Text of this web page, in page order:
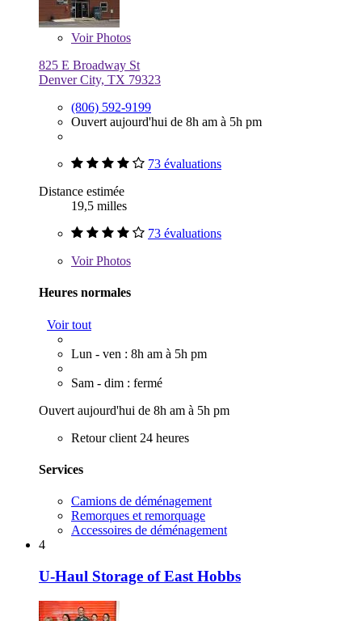
VoirPhotos
825 E Broadway St
Denver City, TX 79323
(806) 592-9199
Ouvert aujourd'hui de 8h am à 5h pm
73 évaluations
Distance estimée
19,5 milles
73 évaluations
VoirPhotos
Heures normales
Voir tout
Lun - ven : 8h am à 5h pm
Sam - dim : fermé
Ouvert aujourd'hui de 8h am à 5h pm
Retour client 24 heures
Services
Camions de déménagement
Remorques et remorquage
Accessoires de déménagement
4
U-Haul Storage of East Hobbs